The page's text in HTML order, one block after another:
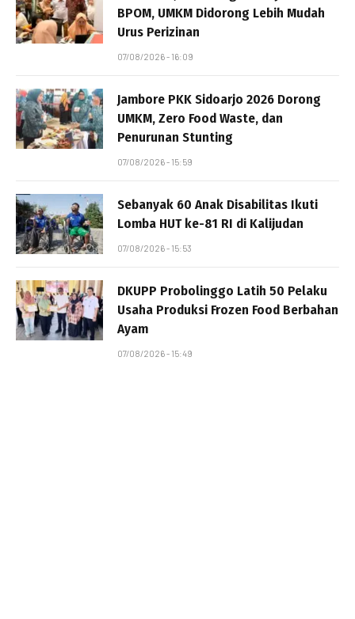
BPOM, UMKM Didorong Lebih Mudah
Urus Perizinan
07/08/2026 - 16:09
Jambore PKK Sidoarjo 2026 Dorong
UMKM, Zero Food Waste, dan
Penurunan Stunting
07/08/2026 - 15:59
Sebanyak 60 Anak Disabilitas Ikuti
Lomba HUT ke-81 RI di Kalijudan
07/08/2026 - 15:53
DKUPP Probolinggo Latih 50 Pelaku
Usaha Produksi Frozen Food Berbahan
Ayam
07/08/2026 - 15:49